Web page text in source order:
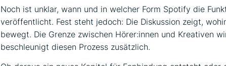
Noch ist unklar, wann und in welcher Form Spotify die
veröffentlicht. Fest steht jedoch: Die Diskussion zeigt,
bewegt. Die Grenze zwischen Hörer:innen und Kreativen
beschleunigt diesen Prozess zusätzlich.